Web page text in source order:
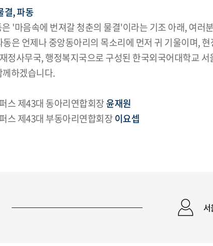
결, 파동
'마음속에 번져갈 청춘의 물결'이라는 기조 아래, 여
은 언제나 중앙동아리의 목소리에 먼저 귀 기울이며,
정사무국, 행정복지국으로 구성된 한국외국어대학교
하겠습니다.
스 제43대 동아리연합회장윤재원
스 제43대 부동아리연합회장이요셉